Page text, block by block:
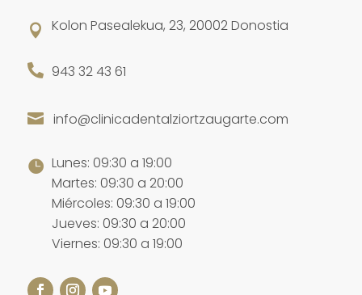
 Kolon Pasealekua, 23, 20002 Donostia
 943 32 43 61
 info@clinicadentalziortzaugarte.com
 Lunes: 09:30 a 19:00
Martes: 09:30 a 20:00
Miércoles: 09:30 a 19:00
Jueves: 09:30 a 20:00
Viernes: 09:30 a 19:00